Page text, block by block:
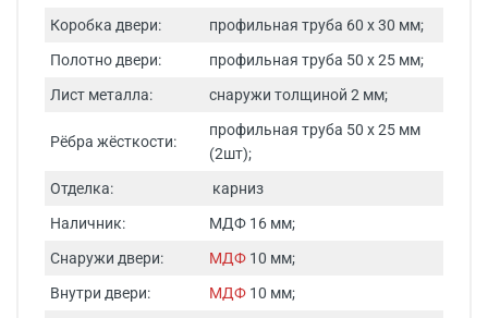
Коробка двери:
профильная труба 60 х 30 мм;
Полотно двери:
профильная труба 50 х 25 мм;
Лист металла:
снаружи толщиной 2 мм;
Рёбра жёсткости:
профильная труба 50 х 25 мм
(2шт);
Отделка:
карниз
Наличник:
МДФ 16 мм;
Снаружи двери:
МДФ 10 мм;
Внутри двери:
МДФ 10 мм;